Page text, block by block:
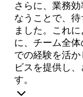
さらに、業務
なうことで、
ました。これ
に、チーム全
での経験を活
ビスを提供し
す。